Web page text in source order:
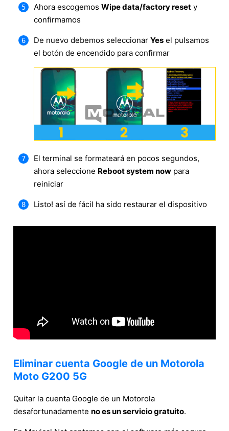
Ahora escogemos Wipe data/factory reset y
confirmamos
De nuevo debemos seleccionar Yes el pulsamos
el botón de encendido para confirmar
El terminal se formateará en pocos segundos,
ahora seleccione Reboot system now para
reiniciar
Listo! así de fácil ha sido restaurar el dispositivo
Eliminar cuenta Google de un Motorola
Moto G200 5G
Quitar la cuenta Google de un Motorola
desafortunadamente no es un servicio gratuito.